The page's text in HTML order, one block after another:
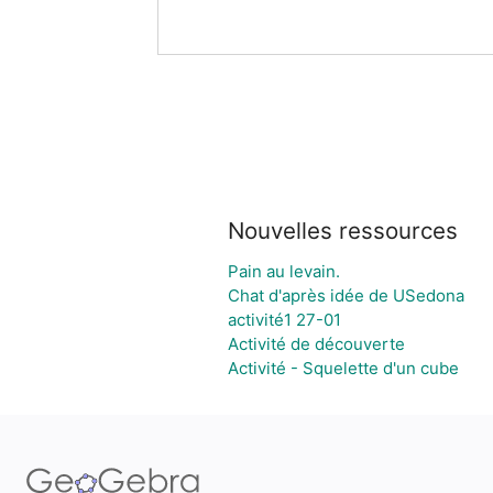
Nouvelles ressources
Pain au levain.
Chat d'après idée de USedona
activité1 27-01
Activité de découverte
Activité - Squelette d'un cube